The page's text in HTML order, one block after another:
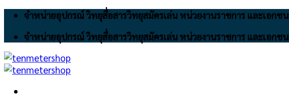
Skip
content
จำหน่ายอุปกรณ์ วิทยุสื่อสารวิทยุสมัครเล่น หน่วยงานราชการ และเอกชน
จำหน่ายอุปกรณ์ วิทยุสื่อสารวิทยุสมัครเล่น หน่วยงานราชการ และเอกชน